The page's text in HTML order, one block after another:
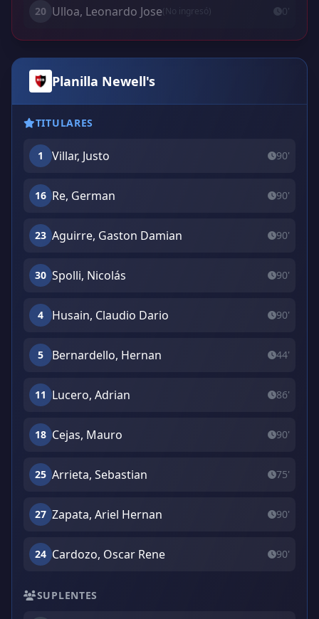
20 Ulloa, Leonardo Jose(No ingresó) 0'
Planilla Newell's
TITULARES
1 Villar, Justo 90'
16 Re, German 90'
23 Aguirre, Gaston Damian 90'
30 Spolli, Nicolás 90'
4 Husain, Claudio Dario 90'
5 Bernardello, Hernan 44'
11 Lucero, Adrian 86'
18 Cejas, Mauro 90'
25 Arrieta, Sebastian 75'
27 Zapata, Ariel Hernan 90'
24 Cardozo, Oscar Rene 90'
SUPLENTES